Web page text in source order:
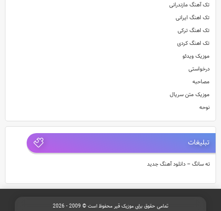
تک آهنگ مازندرانی
تک اهنگ ایرانی
تک اهنگ ترکی
تک اهنگ کردی
موزیک ویدئو
درخواستی
مصاحبه
موزیک متن سریال
نوحه
تبلیغات
ته سانگ – دانلود آهنگ جدید
تمامی حقوق برای موزیک قیر محفوظ است © 2009 - 2026